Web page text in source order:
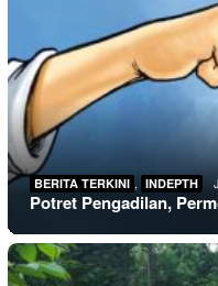
BERITA TERKINI , INDEPTH
Potret Pengadilan,